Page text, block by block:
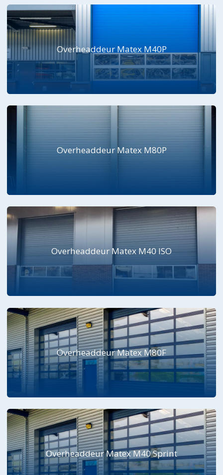
Overheaddeur Matex M40P
Overheaddeur Matex M80P
Overheaddeur Matex M40 ISO
Overheaddeur Matex M80F
Overheaddeur Matex M40 Sprint